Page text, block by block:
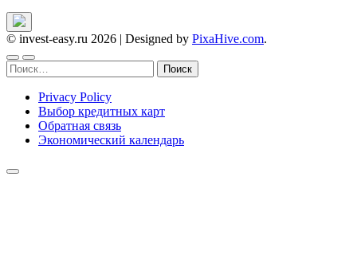
© invest-easy.ru 2026 | Designed by PixaHive.com.
Найти:
Privacy Policy
Выбор кредитных карт
Обратная связь
Экономический календарь